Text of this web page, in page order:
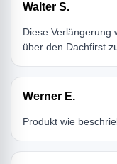
Walter S.
Diese Verlängerung
über den Dachfirst
Werner E.
Produkt wie